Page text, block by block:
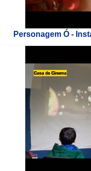
Personagem Ó -